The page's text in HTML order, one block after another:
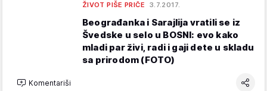
ŽIVOT PIŠE PRIČE 3.7.2017.
Beograđanka i Sarajlija vratili se iz
Švedske u selo u BOSNI: evo kako
mladi par živi, radi i gaji dete u skladu
sa prirodom (FOTO)
Komentariši